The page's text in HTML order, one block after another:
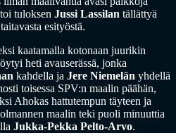
tuloksen Jussi Lassilan tällättyä
taitavasta esityöstä.
kaatamalla kotonaan juurikin
heti avauserässä, jonka
kahdella ja Jere Niemelän yhdellä
toisessa SPV:n maalin päähän,
Ahokas hattutempun täyteen ja
maalin teki puoli minuuttia
Jukka-Pekka Pelto-Arvo.